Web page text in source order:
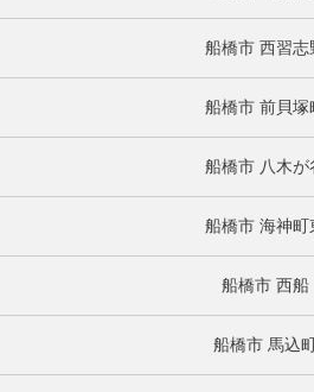
船橋市 西習志
船橋市 前貝塚
船橋市 八木が
船橋市 海神町
船橋市 西船
船橋市 馬込